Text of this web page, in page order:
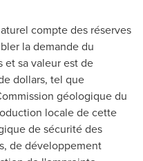
compte des réserves
la demande du
et sa valeur est de
dollars, tel que
géologique du
locale de cette
de sécurité des
de développement